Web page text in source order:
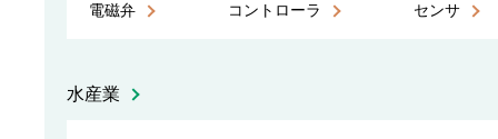
電磁弁 コントローラ センサ
水産業